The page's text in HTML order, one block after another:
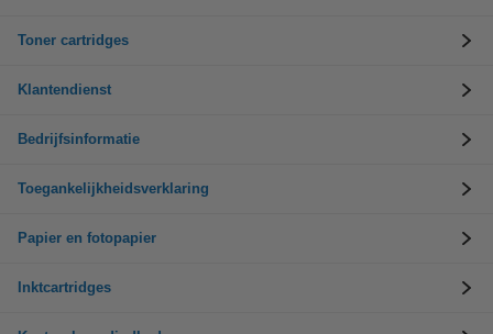
Toner cartridges
Klantendienst
Bedrijfsinformatie
Toegankelijkheidsverklaring
Papier en fotopapier
Inktcartridges